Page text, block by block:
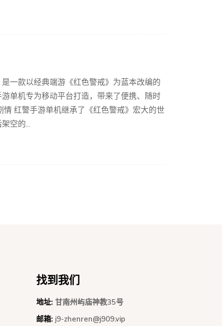
一款以经典端游《红色警戒》为蓝本改编的
单机专为移动平台打造，带来了便携、随时
红警手游单机继承了《红色警戒》宏大的世
空的...
找到我们
地址: 甘南州屿庙神教35号
邮箱: j9-zhenren@j909.vip